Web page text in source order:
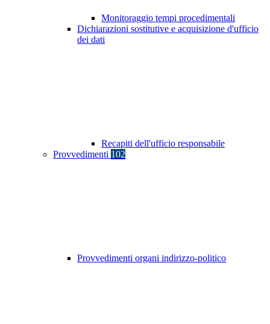
Monitoraggio tempi procedimentali
Dichiarazioni sostitutive e acquisizione d'ufficio
dei dati
Recapiti dell'ufficio responsabile
Provvedimenti 102
Provvedimenti organi indirizzo-politico